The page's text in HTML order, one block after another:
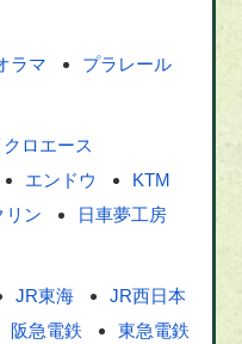
ラマ
プラレール
クロエース
エンドウ
KTM
リン
日車夢工房
JR東海
JR西日本
阪急電鉄
東急電鉄